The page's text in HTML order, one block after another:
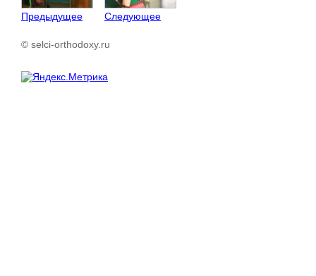
Предыдущее Следующее
© selci-orthodoxy.ru